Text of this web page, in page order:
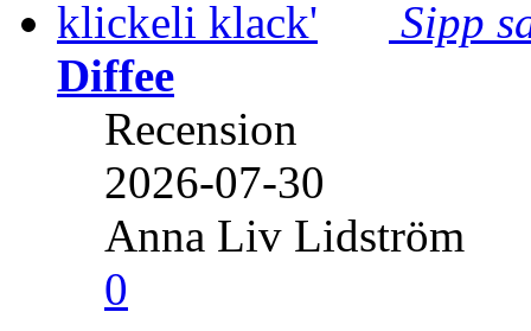
Sipp
Diffee
Recension
2026-07-30
Anna Liv Lidström
0